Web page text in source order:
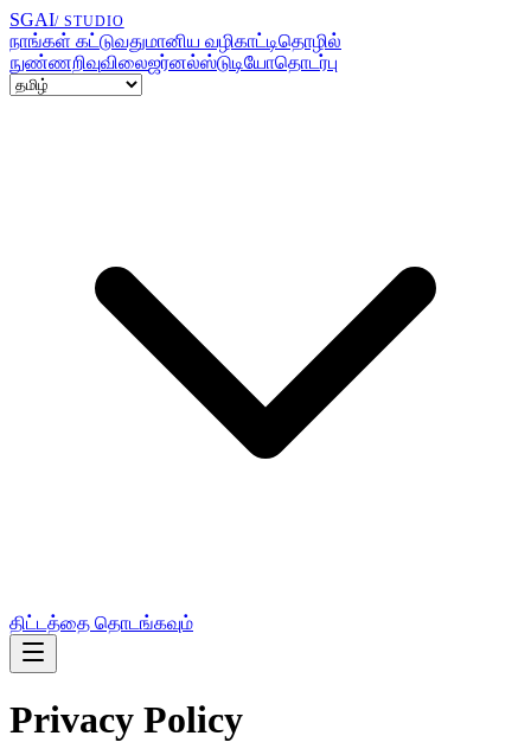
SGAI/ STUDIO
நாங்கள் கட்டுவதுமானிய வழிகாட்டிதொழில்
நுண்ணறிவுவிலைஜர்னல்ஸ்டுடியோதொடர்பு
திட்டத்தை தொடங்கவும்
Privacy Policy